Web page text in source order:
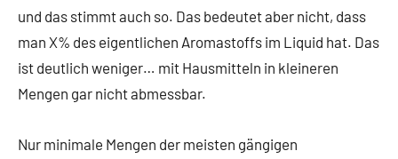
und das stimmt auch so. Das bedeutet aber nicht, dass
man X% des eigentlichen Aromastoffs im Liquid hat. Das
ist deutlich weniger… mit Hausmitteln in kleineren
Mengen gar nicht abmessbar.
Nur minimale Mengen der meisten gängigen